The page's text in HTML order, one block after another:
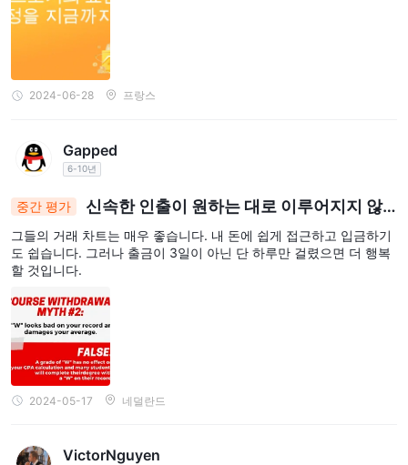
2024-06-28 프랑스
Gapped
6-10년
중간 평가
신속한 인출이 원하는 대로 이루어지지 않
으면, 만족스러운 거래 경험을 얻을 수 없습니다.
그들의 거래 차트는 매우 좋습니다. 내 돈에 쉽게 접근하고 입금하기
도 쉽습니다. 그러나 출금이 3일이 아닌 단 하루만 걸렸으면 더 행복
할 것입니다.
2024-05-17 네덜란드
VictorNguyen